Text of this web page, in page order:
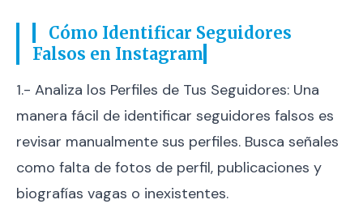
Cómo Identificar Seguidores
Falsos en Instagram
1.- Analiza los Perfiles de Tus Seguidores: Una
manera fácil de identificar seguidores falsos es
revisar manualmente sus perfiles. Busca señales
como falta de fotos de perfil, publicaciones y
biografías vagas o inexistentes.